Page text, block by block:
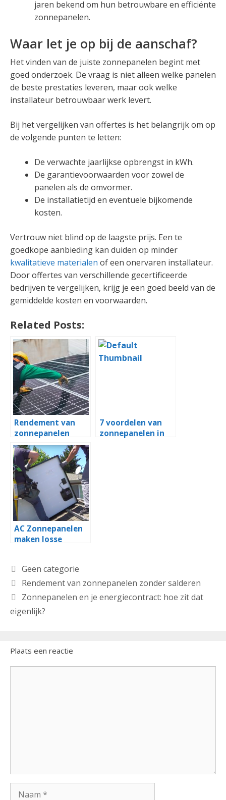
jaren bekend om hun betrouwbare en efficiënte
zonnepanelen.
Waar let je op bij de aanschaf?
Het vinden van de juiste zonnepanelen begint met
goed onderzoek. De vraag is niet alleen welke panelen
de beste prestaties leveren, maar ook welke
installateur betrouwbaar werk levert.
Bij het vergelijken van offertes is het belangrijk om op
de volgende punten te letten:
De verwachte jaarlijkse opbrengst in kWh.
De garantievoorwaarden voor zowel de
panelen als de omvormer.
De installatietijd en eventuele bijkomende
kosten.
Vertrouw niet blind op de laagste prijs. Een te
goedkope aanbieding kan duiden op minder
kwalitatieve materialen of een onervaren installateur.
Door offertes van verschillende gecertificeerde
bedrijven te vergelijken, krijg je een goed beeld van de
gemiddelde kosten en voorwaarden.
Related Posts:
Rendement van
zonnepanelen
zonder salderen
7 voordelen van
zonnepanelen in
AC Zonnepanelen
maken losse
Categorieën
Geen categorie
Rendement van zonnepanelen zonder salderen
Zonnepanelen en je energiecontract: hoe zit dat
eigenlijk?
Plaats een reactie